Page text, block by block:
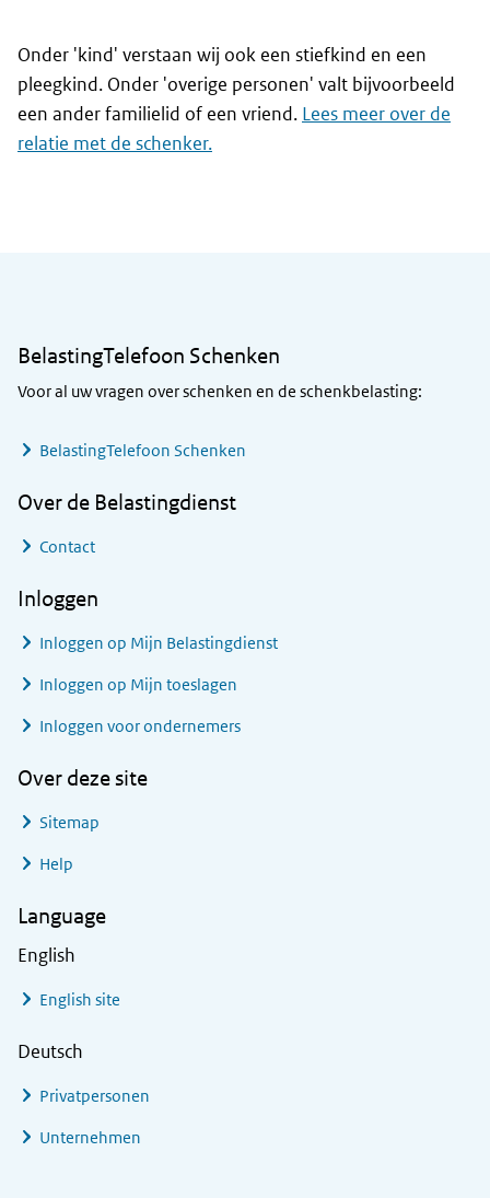
Onder 'kind' verstaan wij ook een stiefkind en een
pleegkind. Onder 'overige personen' valt bijvoorbeeld
een ander familielid of een vriend. Lees meer over de
relatie met de schenker.
BelastingTelefoon Schenken
Voor al uw vragen over schenken en de schenkbelasting:
BelastingTelefoon Schenken
Over de Belastingdienst
Contact
Inloggen
Inloggen op Mijn Belastingdienst
Inloggen op Mijn toeslagen
Inloggen voor ondernemers
Over deze site
Sitemap
Help
Language
English
English site
Deutsch
Privatpersonen
Unternehmen